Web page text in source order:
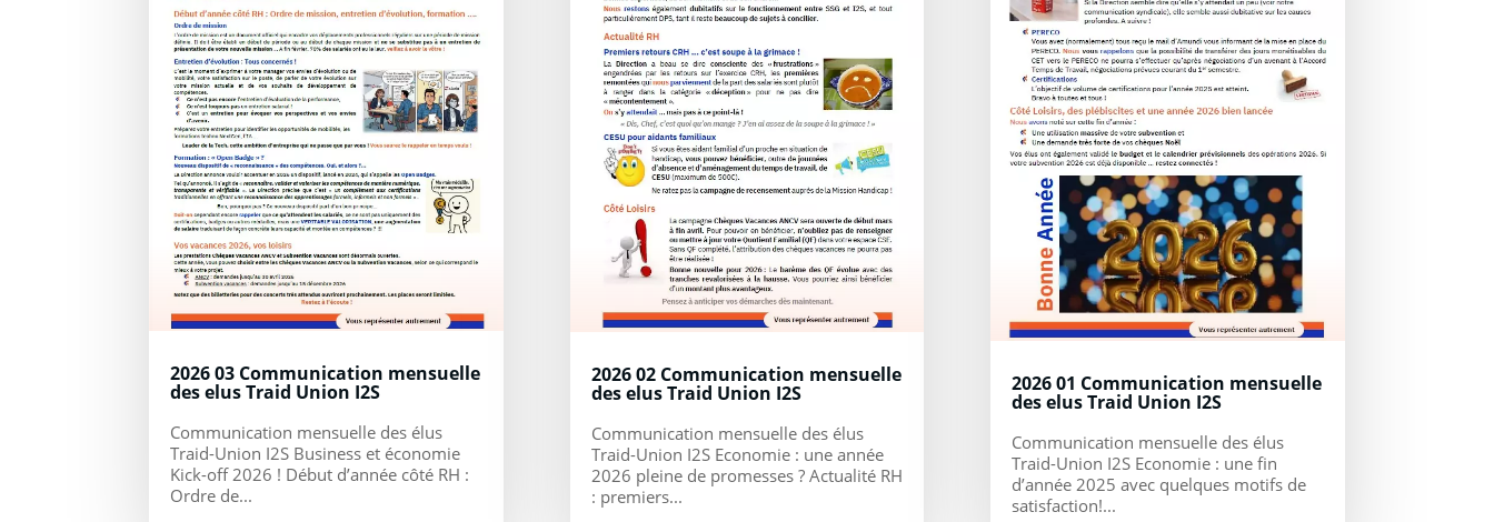
2026 03 Communication mensuelle
des elus Traid Union I2S
Communication mensuelle des élus
Traid-Union I2S Business et économie
Kick-off 2026 ! Début d’année côté RH :
Ordre de...
2026 02 Communication mensuelle
des elus Traid Union I2S
Communication mensuelle des élus
Traid-Union I2S Economie : une année
2026 pleine de promesses ? Actualité RH
: premiers...
2026 01 Communication mensuelle
des elus Traid Union I2S
Communication mensuelle des élus
Traid-Union I2S Economie : une fin
d’année 2025 avec quelques motifs de
satisfaction!...